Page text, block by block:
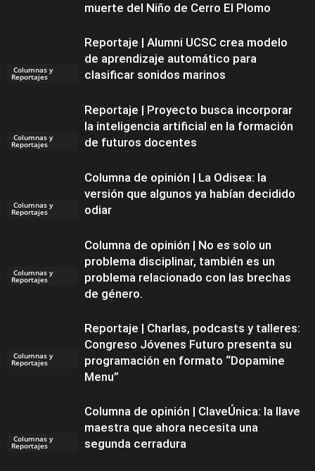
muerte del Niño de Cerro El Plomo
Columnas y
Reportajes
Reportaje | Alumni UCSC crea modelo
de aprendizaje automático para
clasificar sonidos marinos
Columnas y
Reportajes
Reportaje | Proyecto busca incorporar
la inteligencia artificial en la formación
de futuros docentes
Columnas y
Reportajes
Columna de opinión | La Odisea: la
versión que algunos ya habían decidido
odiar
Columnas y
Reportajes
Columna de opinión | No es solo un
problema disciplinar, también es un
problema relacionado con las brechas
de género.
Columnas y
Reportajes
Reportaje | Charlas, podcasts y talleres:
Congreso Jóvenes Futuro presenta su
programación en formato “Dopamine
Menu”
Columnas y
Reportajes
Columna de opinión | ClaveÚnica: la llave
maestra que ahora necesita una
segunda cerradura